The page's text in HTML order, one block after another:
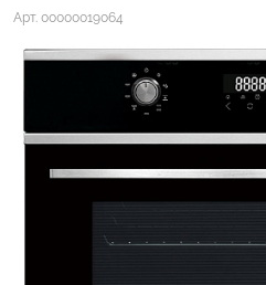
Арт. 00000019064